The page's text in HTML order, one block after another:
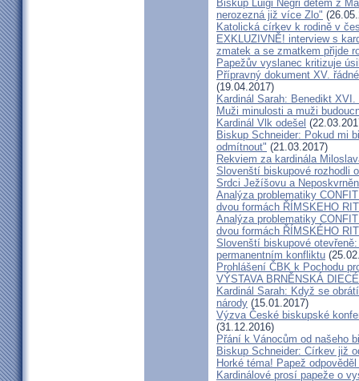
Biskup Luigi Negri dětem z
nerozezná již více Zlo"
Katolická církev k rodině v
EXKLUZIVNĚ! interview s
zmatek a se zmatkem přijde
Papežův vyslanec kritizuje
Přípravný dokument XV.
(19.04.2017)
Kardinál Sarah: Benedikt
Muži minulosti a muži
Kardinál Vlk odešel
Biskup Schneider: Pokud mi
odmítnout" (21.03.2017)
Rekviem za kardinála
Slovenští biskupové rozhodli
Srdci Ježíšovu a
Analýza problematiky
dvou formách ŘÍMSKEHO
Analýza problematiky
dvou formách ŘÍMSKÉHO
Slovenští biskupové
permanentním konfliktu
Prohlášení ČBK k Pochodu
VÝSTAVA BRNĚNSKÁ
Kardinál Sarah: Když se
národy (15.01.2017)
Výzva České biskupské
(31.12.2016)
Přání k Vánocům od našeho
Biskup Schneider: Církev již
Horké téma! Papež
Kardinálové prosí papeže o